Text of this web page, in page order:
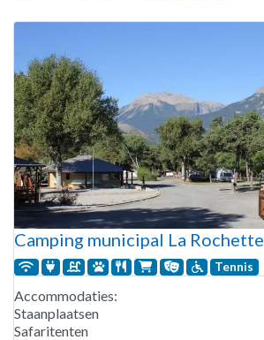
Camping municipal La Rochette
Tennis
Accommodaties:
Staanplaatsen
Safaritenten